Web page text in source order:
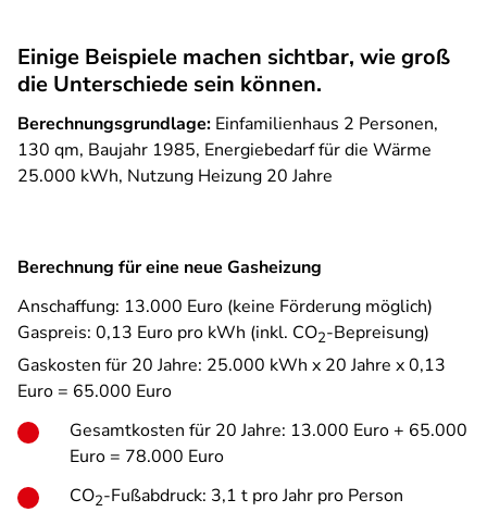
Einige Beispiele machen sichtbar, wie groß
die Unterschiede sein können.
Berechnungsgrundlage: Einfamilienhaus 2 Personen,
130 qm, Baujahr 1985, Energiebedarf für die Wärme
25.000 kWh, Nutzung Heizung 20 Jahre
Berechnung für eine neue Gasheizung
Anschaffung: 13.000 Euro (keine Förderung möglich)
Gaspreis: 0,13 Euro pro kWh (inkl. CO2-Bepreisung)
Gaskosten für 20 Jahre: 25.000 kWh x 20 Jahre x 0,13
Euro = 65.000 Euro
Gesamtkosten für 20 Jahre: 13.000 Euro + 65.000
Euro = 78.000 Euro
CO2-Fußabdruck: 3,1 t pro Jahr pro Person